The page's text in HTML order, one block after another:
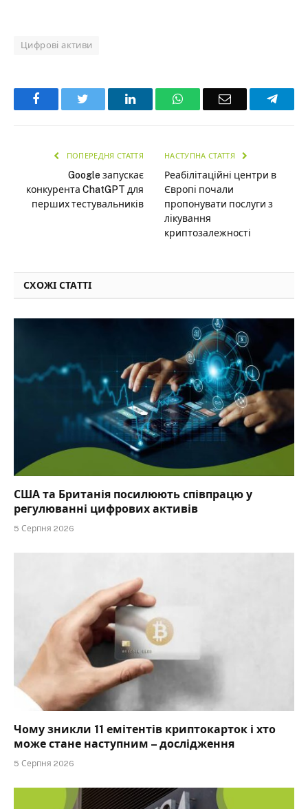
Цифрові активи
Facebook LinkedInWhatsAppEmail
ПОПЕРЕДНЯ СТАТТЯ
Google запускає
конкурента ChatGPT для
перших тестувальників
НАСТУПНА СТАТТЯ
Реабілітаційні центри в
Європі почали
пропонувати послуги з
лікування
криптозалежності
СХОЖІ СТАТТІ
США та Британія посилюють співпрацю у
регулюванні цифрових активів
5 Серпня 2026
Чому зникли 11 емітентів криптокарток і хто
може стане наступним – дослідження
5 Серпня 2026